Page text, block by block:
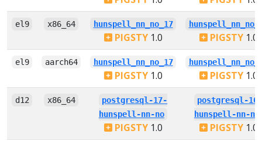
el9 x86_64 hunspell_nn_no_17
PIGSTY1.0 PIGSTY1.0
el9 aarch64 hunspell_nn_no_17
PIGSTY1.0 PIGSTY1.0
d12 x86_64
postgresql-17-
hunspell-nn-no
PIGSTY1.0
postgresql-
hunspell-nn-no
PIGSTY1.0